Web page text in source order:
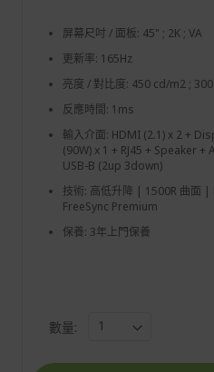
屏幕尺吋 / 面板: 45" ; 2K ; VA
更新率: 165Hz
亮度 / 對比度: 450 cd/m2 ;
反應時間: 1ms
輸入介面: HDMI (2.1) x 2 +
(90W) x 1 + RJ45 + Speaker
USB-B (2up 3down)
技術: 高低升降 | 1500R 曲面
FreeSync Premium
保養: 3年上門保養
數量: